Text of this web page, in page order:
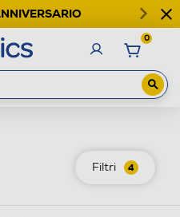
0
Filtri 4